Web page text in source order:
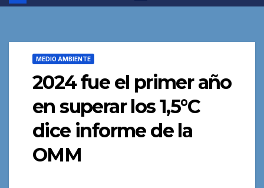
MEDIO AMBIENTE
2024 fue el primer año
en superar los 1,5°C
dice informe de la
OMM